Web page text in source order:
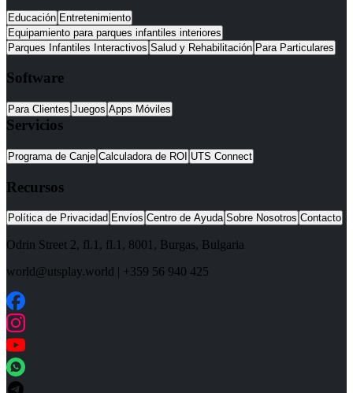
Educación Entretenimiento
Equipamiento para parques infantiles interiores
Parques Infantiles Interactivos Salud y Rehabilitación Para Particulares
Software
Para Clientes Juegos Apps Móviles
Servicios
Programa de Canje Calculadora de ROI UTS Connect
Recursos
Política de Privacidad Envíos Centro de Ayuda Sobre Nosotros Contacto
Odrin Street 2, fl.1 , fl.1, 8001 , Burgas, Bulgaria
world@utsplay.world | +359 56 940 425